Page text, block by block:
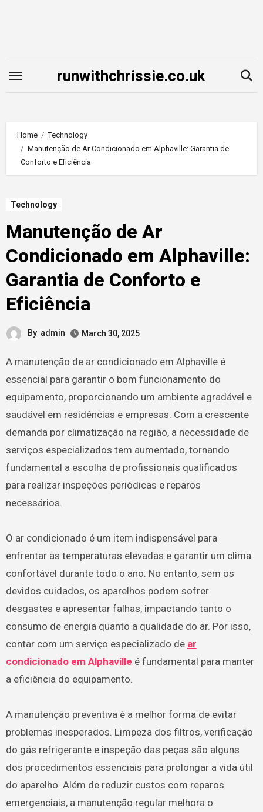
runwithchrissie.co.uk
Home
Technology
Manutenção de Ar Condicionado em Alphaville: Garantia de
Conforto e Eficiência
Technology
Manutenção de Ar
Condicionado em Alphaville:
Garantia de Conforto e
Eficiência
By admin March 30, 2025
A manutenção de ar condicionado em Alphaville é
essencial para garantir o bom funcionamento do
equipamento, proporcionando um ambiente agradável e
saudável em residências e empresas. Com a crescente
demanda por climatização na região, a necessidade de
serviços especializados tem aumentado, tornando
fundamental a escolha de profissionais qualificados
para realizar inspeções periódicas e reparos
necessários.
O ar condicionado é um item indispensável para
enfrentar as temperaturas elevadas e garantir um clima
confortável durante todo o ano. No entanto, sem os
devidos cuidados, os aparelhos podem sofrer
desgastes e apresentar falhas, impactando tanto o
consumo de energia quanto a qualidade do ar. Por isso,
contar com um serviço especializado de ar
condicionado em Alphaville é fundamental para manter
a eficiência do equipamento.
A manutenção preventiva é a melhor forma de evitar
problemas inesperados. Limpeza dos filtros, verificação
do gás refrigerante e inspeção das peças são alguns
dos procedimentos essenciais para prolongar a vida útil
do aparelho. Além de reduzir custos com reparos
emergenciais, a manutenção regular melhora o